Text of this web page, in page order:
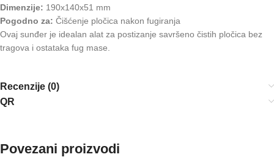
Dimenzije: 190x140x51 mm
Pogodno za: Čišćenje pločica nakon fugiranja
Ovaj sunđer je idealan alat za postizanje savršeno čistih pločica bez
tragova i ostataka fug mase.
Recenzije (0)
QR
Povezani proizvodi